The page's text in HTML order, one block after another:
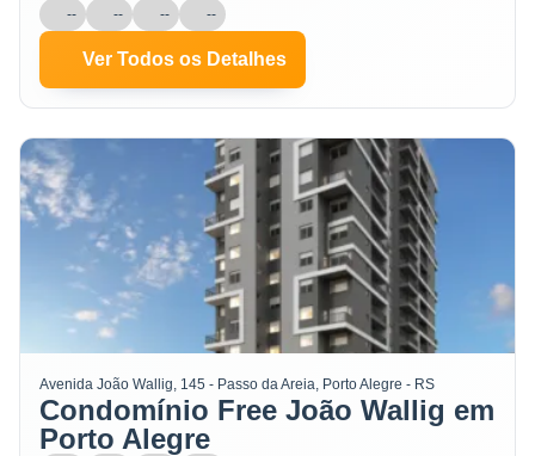
-- -- -- --
Ver Todos os Detalhes
Avenida João Wallig, 145 - Passo da Areia, Porto Alegre - RS
Condomínio Free João Wallig em
Porto Alegre